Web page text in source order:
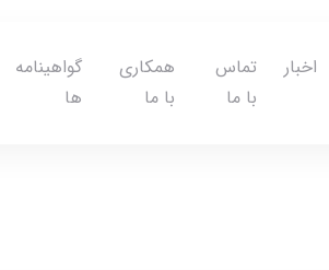
اخبار
تماس
با ما
همکاری
با ما
گواهینامه
ها